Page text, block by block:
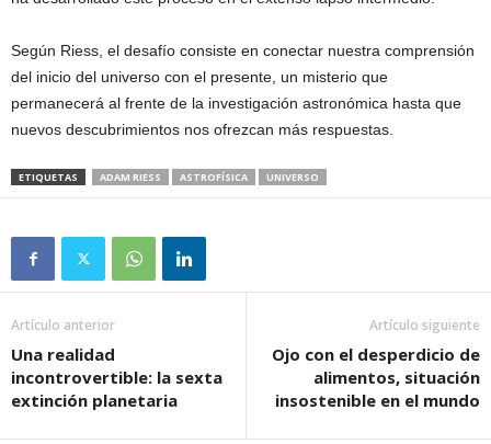
Según Riess, el desafío consiste en conectar nuestra comprensión
del inicio del universo con el presente, un misterio que
permanecerá al frente de la investigación astronómica hasta que
nuevos descubrimientos nos ofrezcan más respuestas.
ETIQUETAS ADAM RIESS ASTROFÍSICA UNIVERSO
Artículo anterior
Una realidad
incontrovertible: la sexta
extinción planetaria
Artículo siguiente
Ojo con el desperdicio de
alimentos, situación
insostenible en el mundo